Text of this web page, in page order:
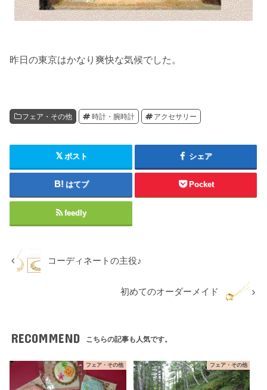
昨日の東京はかなり爽快な気候でした。
フェア・その他 時計・腕時計 アクセサリー
ポスト シェア
はてブ Pocket
feedly
コーディネートの主役♪
初めてのオーダーメイド
RECOMMEND こちらの記事も人気です。
フェア・その他 フェア・その他